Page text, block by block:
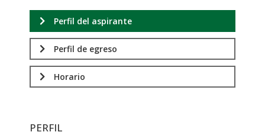
Perfil del aspirante
Perfil de egreso
Horario
PERFIL